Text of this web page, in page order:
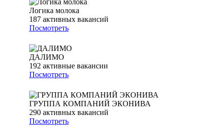
Логика молока
187 активных вакансий
Посмотреть
ДАЛИМО
192 активные вакансии
Посмотреть
ГРУППА КОМПАНИЙ ЭКОНИВА
290 активных вакансий
Посмотреть